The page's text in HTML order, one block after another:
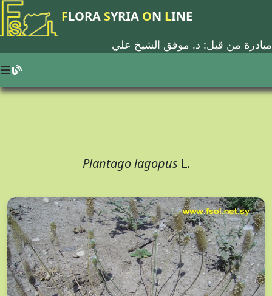
FLORA SYRIA ON LINE
مبادرة من قبل: د. موفق الشيخ علي
Plantago lagopus L.